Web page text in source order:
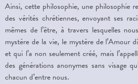
Ainsi, cette philosophie, une philosophie
des vérités chrétiennes, envoyant ses
mêmes de l’être, à travers lesquelles
mystère de la vie, le mystère de l’Amour
et qui l’a non seulement créé, mais
des générations anonymes sans visage
chacun d’entre nous.